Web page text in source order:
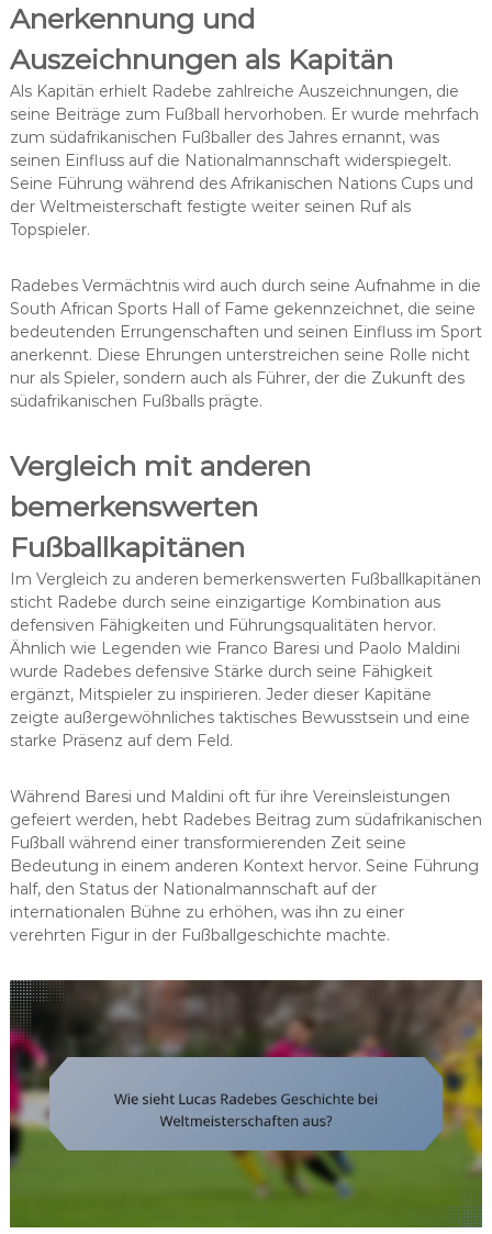
Anerkennung und
Auszeichnungen als Kapitän
Als Kapitän erhielt Radebe zahlreiche Auszeichnungen, die
seine Beiträge zum Fußball hervorhoben. Er wurde mehrfach
zum südafrikanischen Fußballer des Jahres ernannt, was
seinen Einfluss auf die Nationalmannschaft widerspiegelt.
Seine Führung während des Afrikanischen Nations Cups und
der Weltmeisterschaft festigte weiter seinen Ruf als
Topspieler.
Radebes Vermächtnis wird auch durch seine Aufnahme in die
South African Sports Hall of Fame gekennzeichnet, die seine
bedeutenden Errungenschaften und seinen Einfluss im Sport
anerkennt. Diese Ehrungen unterstreichen seine Rolle nicht
nur als Spieler, sondern auch als Führer, der die Zukunft des
südafrikanischen Fußballs prägte.
Vergleich mit anderen
bemerkenswerten
Fußballkapitänen
Im Vergleich zu anderen bemerkenswerten Fußballkapitänen
sticht Radebe durch seine einzigartige Kombination aus
defensiven Fähigkeiten und Führungsqualitäten hervor.
Ähnlich wie Legenden wie Franco Baresi und Paolo Maldini
wurde Radebes defensive Stärke durch seine Fähigkeit
ergänzt, Mitspieler zu inspirieren. Jeder dieser Kapitäne
zeigte außergewöhnliches taktisches Bewusstsein und eine
starke Präsenz auf dem Feld.
Während Baresi und Maldini oft für ihre Vereinsleistungen
gefeiert werden, hebt Radebes Beitrag zum südafrikanischen
Fußball während einer transformierenden Zeit seine
Bedeutung in einem anderen Kontext hervor. Seine Führung
half, den Status der Nationalmannschaft auf der
internationalen Bühne zu erhöhen, was ihn zu einer
verehrten Figur in der Fußballgeschichte machte.